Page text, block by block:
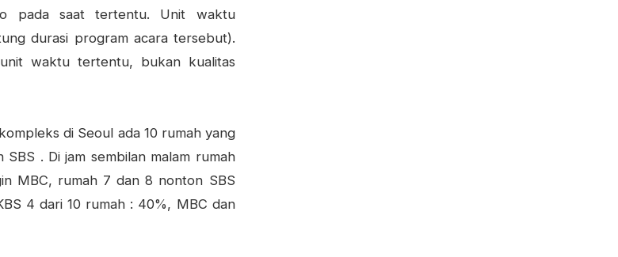
pada saat tertentu. Unit waktu
durasi program acara tersebut).
waktu tertentu, bukan kualitas
di Seoul ada 10 rumah yang
. Di jam sembilan malam rumah
MBC, rumah 7 dan 8 nonton SBS
4 dari 10 rumah : 40%, MBC dan